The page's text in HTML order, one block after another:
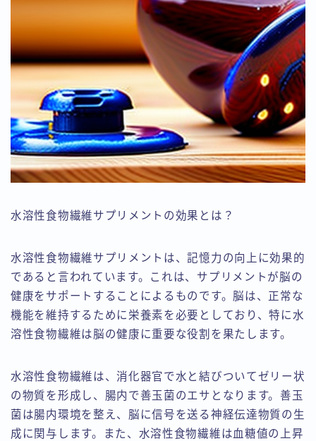
水溶性食物繊維サプリメントの効果とは？
水溶性食物繊維サプリメントは、記憶力の向上に効果的
であると言われています。これは、サプリメントが脳の
健康をサポートすることによるものです。脳は、正常な
機能を維持するために栄養素を必要としており、特に水
溶性食物繊維は脳の健康に重要な役割を果たします。
水溶性食物繊維は、消化器官で水と結びついてゼリー状
の物質を形成し、腸内で善玉菌のエサとなります。善玉
菌は腸内環境を整え、脳に信号を送る神経伝達物質の生
成に関与します。また、水溶性食物繊維は血糖値の上昇